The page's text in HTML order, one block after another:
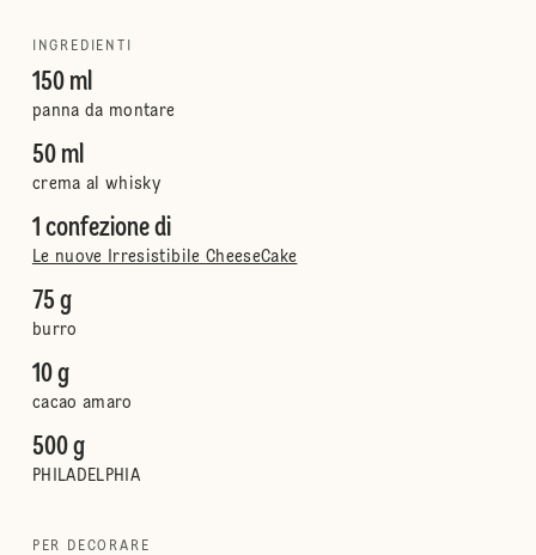
INGREDIENTI
150 ml
panna da montare
50 ml
crema al whisky
1 confezione di
Le nuove Irresistibile CheeseCake
75 g
burro
10 g
cacao amaro
500 g
PHILADELPHIA
PER DECORARE